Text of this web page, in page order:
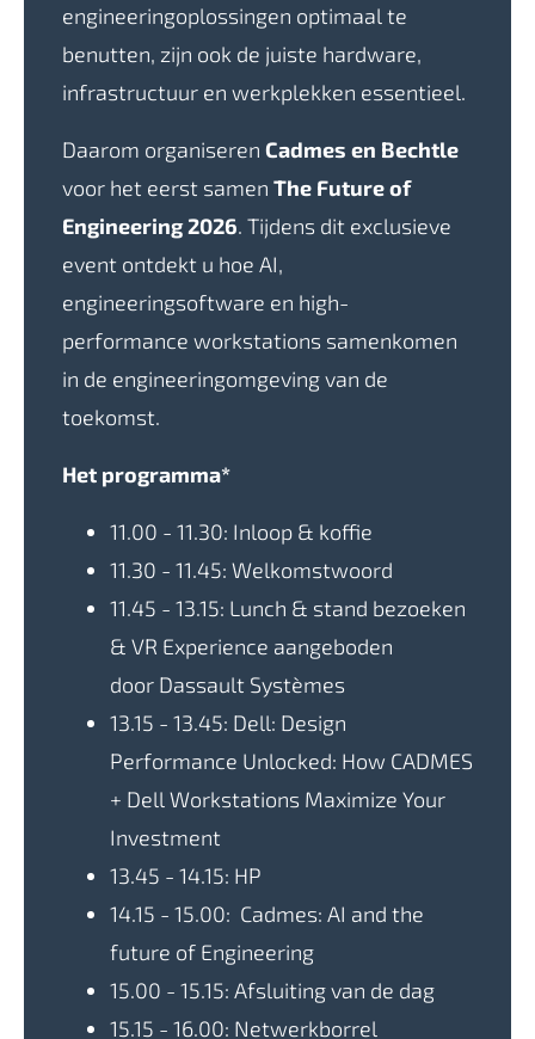
engineeringoplossingen optimaal te
benutten, zijn ook de juiste hardware,
infrastructuur en werkplekken essentieel.
Daarom organiseren Cadmes en Bechtle
voor het eerst samen The Future of
Engineering 2026. Tijdens dit exclusieve
event ontdekt u hoe AI,
engineeringsoftware en high-
performance workstations samenkomen
in de engineeringomgeving van de
toekomst.
Het programma*
11.00 - 11.30: Inloop & koffie
11.30 - 11.45: Welkomstwoord
11.45 - 13.15: Lunch & stand bezoeken
& VR Experience aangeboden
door Dassault Systèmes
13.15 - 13.45: Dell: Design
Performance Unlocked: How CADMES
+ Dell Workstations Maximize Your
Investment
13.45 - 14.15: HP
14.15 - 15.00: Cadmes: AI and the
future of Engineering
15.00 - 15.15: Afsluiting van de dag
15.15 - 16.00: Netwerkborrel